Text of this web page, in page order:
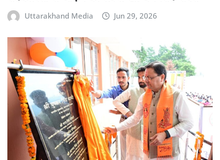
Uttarakhand Media Jun 29, 2026